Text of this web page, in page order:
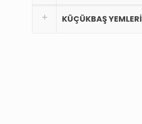
KÜÇÜKBAŞ YEMLERİ